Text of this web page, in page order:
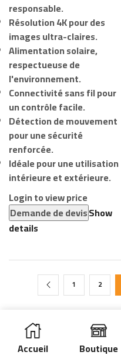
responsable.
Résolution 4K pour des
images ultra-claires.
Alimentation solaire,
respectueuse de
l'environnement.
Connectivité sans fil pour
un contrôle facile.
Détection de mouvement
pour une sécurité
renforcée.
Idéale pour une utilisation
intérieure et extérieure.
Login to view price
Demande de devisShow
details
1 2
Caméras
Accueil
Boutique